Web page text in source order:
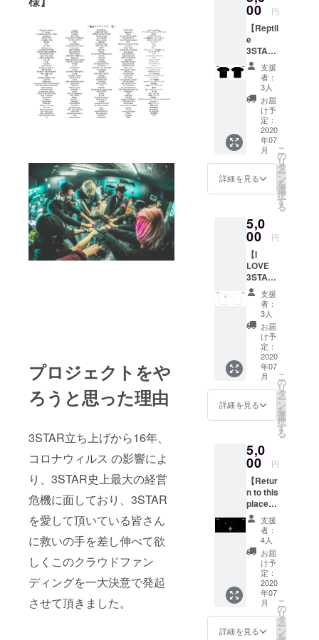
プロジェクトをや
ろうと思った理由
3STAR立ち上げから16年、
コロナウィルス の影響によ
り、3STAR史上最大の経営
危機に面しており、3STAR
を愛して頂いている皆さん
に救いの手を差し伸べて欲
しくこのクラウドファン
ディングを一大決意で発起
させて頂きました。
・サイ
ズ展開
M / L /
XL /
XXL ※支
援時に
ご希望
のサイ
ズをお
選びく
ださ
い。 *郵
送のみ
のお届
ります
(送料込
開 ブ
x グ
レー / ブ
ラック
x ホワ
イト /
チャ
コール
グレー
x ブ
ラック
支援時
にご希
ラータ
イプを
い。 ・
サイズ
展開 M /
L / XL /
XXL ※支
援時に
ご希望
のサイ
ズをお
選びく
ださ
い。 *郵
送のみ
のお届
けにな
(送料込
み)。
リント /
ホワイ
ト x ブ
ラック
プリン
トの3型
展開 支
援時に
ご希望
のカ
ラータ
イプを
お選び
くださ
い。 ・
サイズ
XXL ※支
援時に
ご希望
ズをお
選びく
ださ
い。 *郵
送のみ
のお届
けにな
ります
(送料込
み)。
ティス
ト全組
のロゴ
をバッ
クプリ
ントに
デザイ
ン！ 胸
には
「紙飛
行機」
のワン
ポイン
ト！
アー
ティス
もう2度
と手に
入らな
い限定T
シャツ
になり
ます。
・カ
ラー展
開 ヒヤ
シンス
ブルー /
アッ
シュグ
レー / ブ
ラック /
ホワイ
カラー
タイプ
びくだ
さい。
・サイ
ズ展開
M / L /
XL /
XXL ※支
援時に
ご希望
のサイ
ズをお
選びく
い。 *郵
00 円
【Reptil
e
3STAR
ロゴも
ろパク
リTee】
半袖T
シャツ
Design
ed by :
Reptile
・カ
ラー展
開 ブ
ラック
x ホワ
イト / ホ
ワイト /
ブラッ
ク x
レッド
支援時
にご希
望のカ
ラータ
イプを
お選び
くださ
い。 ・
サイズ
展開 M /
L / XL /
XXL ※支
援時に
選びく
ださ
い。 *郵
送のみ
のお届
けにな
ります
(送料込
み)。
支援
者：
3人
お届
け予
定：
2020
年07
月
詳細を見る
こ
の
リ
タ
ー
ン
を
選
択
す
る
5,0
00 円
【I
LOVE
3STAR
〜
NOTHI
NG TO
DECLA
RE〜】
半袖T
シャツ
Design
ed by :
NOTHI
NG TO
DECLA
RE シン
アイラ
ブス
リース
ター！
！！ ・
カラー
展開 ブ
ラック /
ホワイ
ト 支援
時にご
希望の
カラー
タイプ
をお選
びくだ
さい。
支援
者：
3人
お届
け予
定：
2020
年07
月
詳細を見る
こ
の
リ
タ
ー
ン
を
選
択
す
る
5,0
00 円
【Retur
n to this
place】
半袖T
シャツ
Design
ed by :
R.O.S
・カ
ラー展
開 ブ
ラック /
ホワイ
ト 支援
支援
者：
4人
お届
け予
定：
2020
年07
月
詳細を見る
こ
の
リ
タ
ー
ン
を